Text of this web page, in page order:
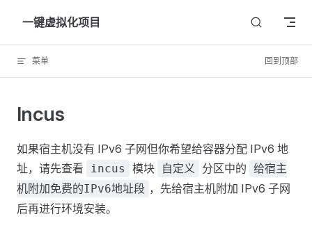
Skip to content
一键虚拟化项目
菜单 回到顶部
Incus
如果宿主机没有 IPv6 子网但你希望给容器分配 IPv6 地
址，请先查看
incus 模块 自定义 分区中的 给宿主
机附加免费的IPv6地址段 ，先给宿主机附加 IPv6 子网
后再进行环境安装。